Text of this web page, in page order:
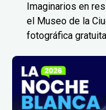
Imaginarios en
el Museo de la
fotográfica